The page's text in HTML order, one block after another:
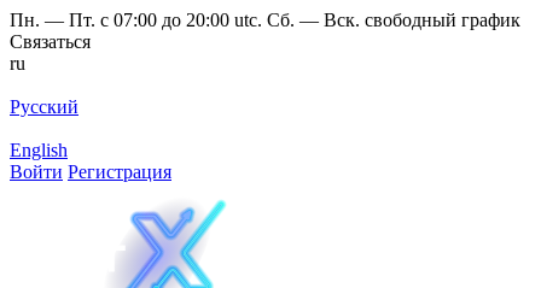
Пн. — Пт. с 07:00 до 20:00 utc. Сб. — Вск. свободный график
Связаться
ru
Русский
English
Войти Регистрация